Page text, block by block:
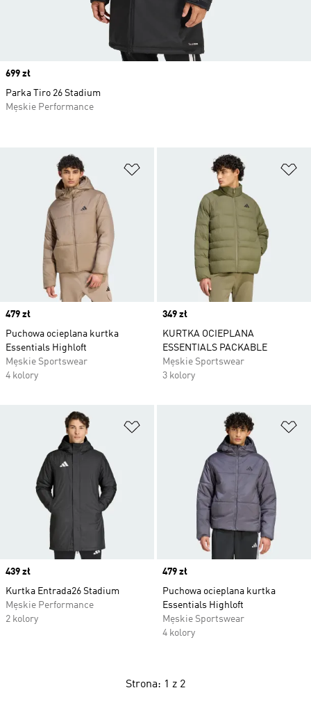
Dodaj do listy życzeń
Price
479 zł
Puchowa ocieplana kurtka
Essentials Highloft
Męskie Sportswear
4 kolory
Price
349 zł
KURTKA OCIEPLANA
ESSENTIALS PACKABLE
Męskie Sportswear
3 kolory
Dodaj do listy życzeń
Price
439 zł
Kurtka Entrada26 Stadium
Męskie Performance
2 kolory
Price
479 zł
Puchowa ocieplana kurtka
Essentials Highloft
Męskie Sportswear
4 kolory
Price
699 zł
Parka Tiro 26 Stadium
Męskie Performance
Strona: 1 z 2